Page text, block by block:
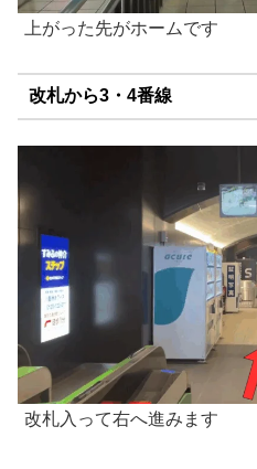
上がった先がホームです
改札から3・4番線
改札入って右へ進みます